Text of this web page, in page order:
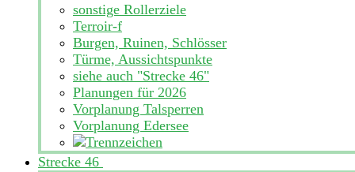
sonstige Rollerziele
Terroir-f
Burgen, Ruinen, Schlösser
Türme, Aussichtspunkte
siehe auch "Strecke 46"
Planungen für 2026
Vorplanung Talsperren
Vorplanung Edersee
Strecke 46